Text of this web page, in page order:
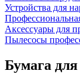
Устройства для
Аксессуары для
Пылесосы
Бумага